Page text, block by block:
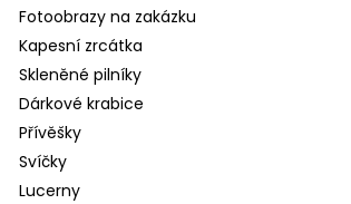
Fotoobrazy na zakázku
Kapesní zrcátka
Skleněné pilníky
Dárkové krabice
Přívěšky
Svíčky
Lucerny